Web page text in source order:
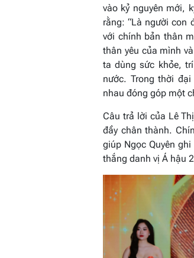
vào kỷ nguyên mới,
rằng: “Là người con
với chính bản thân
thân yêu của mình
ta dùng sức khỏe,
nước. Trong thời
nhau đóng góp một
Câu trả lời của Lê
đầy chân thành.
giúp Ngọc Quyên
thắng danh vị Á hậu